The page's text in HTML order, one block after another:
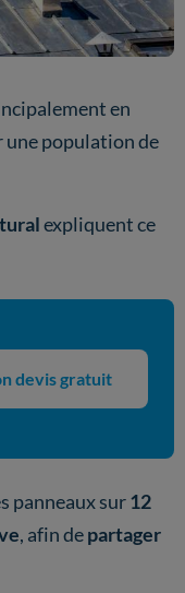
en
une population de
expliquent ce
devis gratuit
panneaux sur12
, afin departager